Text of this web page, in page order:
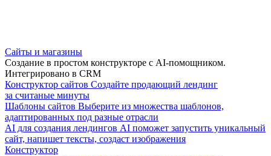
Сайты и магазины
Создание в простом конструкторе с AI-помощником.
Интегрировано в CRM
Конструктор сайтов Создайте продающий лендинг
за считаные минуты
Шаблоны сайтов Выберите из множества шаблонов,
адаптированных под разные отрасли
AI для создания лендингов AI поможет запустить уникальный
сайт, напишет тексты, создаст изображения
Конструктор